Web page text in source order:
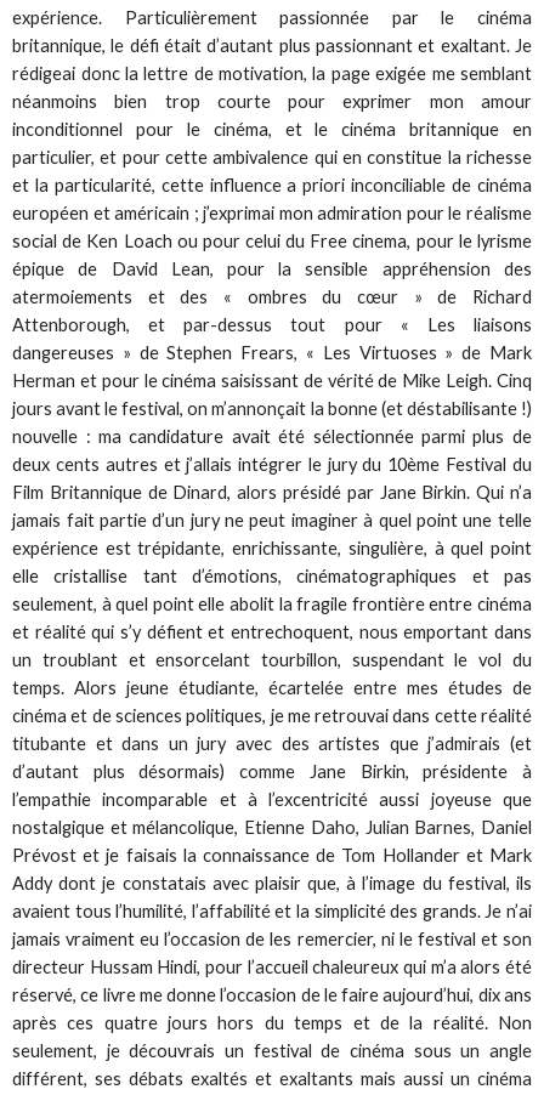
expérience. Particulièrement passionnée par le cinéma
britannique, le défi était d’autant plus passionnant et exaltant. Je
rédigeai donc la lettre de motivation, la page exigée me semblant
néanmoins bien trop courte pour exprimer mon amour
inconditionnel pour le cinéma, et le cinéma britannique en
particulier, et pour cette ambivalence qui en constitue la richesse
et la particularité, cette influence a priori inconciliable de cinéma
européen et américain ; j’exprimai mon admiration pour le réalisme
social de Ken Loach ou pour celui du Free cinema, pour le lyrisme
épique de David Lean, pour la sensible appréhension des
atermoiements et des « ombres du cœur » de Richard
Attenborough, et par-dessus tout pour « Les liaisons
dangereuses » de Stephen Frears, « Les Virtuoses » de Mark
Herman et pour le cinéma saisissant de vérité de Mike Leigh. Cinq
jours avant le festival, on m’annonçait la bonne (et déstabilisante !)
nouvelle : ma candidature avait été sélectionnée parmi plus de
deux cents autres et j’allais intégrer le jury du 10ème Festival du
Film Britannique de Dinard, alors présidé par Jane Birkin. Qui n’a
jamais fait partie d’un jury ne peut imaginer à quel point une telle
expérience est trépidante, enrichissante, singulière, à quel point
elle cristallise tant d’émotions, cinématographiques et pas
seulement, à quel point elle abolit la fragile frontière entre cinéma
et réalité qui s’y défient et entrechoquent, nous emportant dans
un troublant et ensorcelant tourbillon, suspendant le vol du
temps. Alors jeune étudiante, écartelée entre mes études de
cinéma et de sciences politiques, je me retrouvai dans cette réalité
titubante et dans un jury avec des artistes que j’admirais (et
d’autant plus désormais) comme Jane Birkin, présidente à
l’empathie incomparable et à l’excentricité aussi joyeuse que
nostalgique et mélancolique, Etienne Daho, Julian Barnes, Daniel
Prévost et je faisais la connaissance de Tom Hollander et Mark
Addy dont je constatais avec plaisir que, à l’image du festival, ils
avaient tous l’humilité, l’affabilité et la simplicité des grands. Je n’ai
jamais vraiment eu l’occasion de les remercier, ni le festival et son
directeur Hussam Hindi, pour l’accueil chaleureux qui m’a alors été
réservé, ce livre me donne l’occasion de le faire aujourd’hui, dix ans
après ces quatre jours hors du temps et de la réalité. Non
seulement, je découvrais un festival de cinéma sous un angle
différent, ses débats exaltés et exaltants mais aussi un cinéma